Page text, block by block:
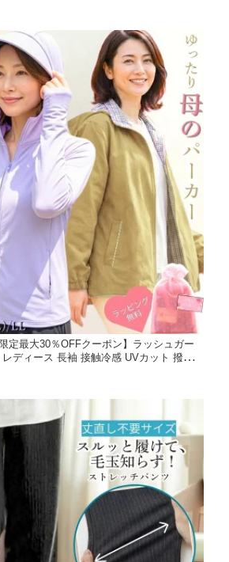
ント ギフト
定最大30％OFFクーポン】ラッシュガー
レディース 長袖 接触冷感 UVカット 撥水
涼しい 散歩 ウォーキング 50代 60代 70
ニア 婦人服 ギフト プレゼント 大きいサ